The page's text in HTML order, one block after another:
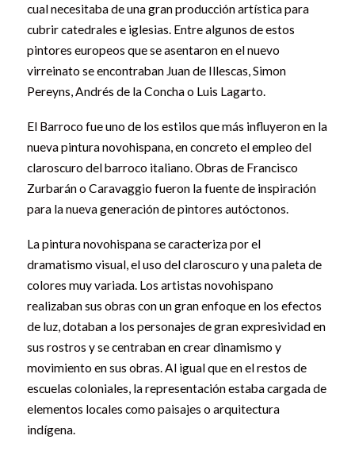
cual necesitaba de una gran producción artística para
cubrir catedrales e iglesias. Entre algunos de estos
pintores europeos que se asentaron en el nuevo
virreinato se encontraban Juan de Illescas, Simon
Pereyns, Andrés de la Concha o Luis Lagarto.
El Barroco fue uno de los estilos que más influyeron en la
nueva pintura novohispana, en concreto el empleo del
claroscuro del barroco italiano. Obras de Francisco
Zurbarán o Caravaggio fueron la fuente de inspiración
para la nueva generación de pintores autóctonos.
La pintura novohispana se caracteriza por el
dramatismo visual, el uso del claroscuro y una paleta de
colores muy variada. Los artistas novohispano
realizaban sus obras con un gran enfoque en los efectos
de luz, dotaban a los personajes de gran expresividad en
sus rostros y se centraban en crear dinamismo y
movimiento en sus obras. Al igual que en el restos de
escuelas coloniales, la representación estaba cargada de
elementos locales como paisajes o arquitectura
indígena.